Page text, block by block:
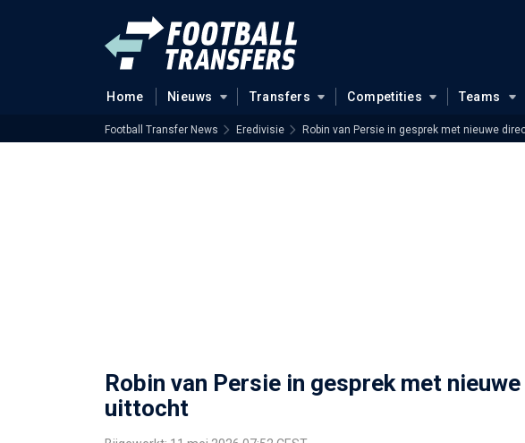
Home Nieuws Transfers Competities Teams
Football Transfer News Eredivisie Robin van Persie in gesprek met nieuwe
Robin van Persie in gesprek met
uittocht